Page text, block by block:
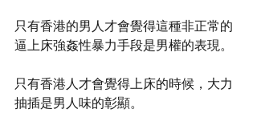
只有香港的男人才會覺得這種非正常的
逼上床強姦性暴力手段是男權的表現。
只有香港人才會覺得上床的時候，大力
抽插是男人味的彰顯。